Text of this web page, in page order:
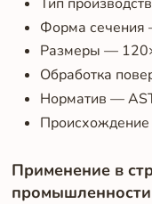
Форма сечения
Размеры —
Обработка
Норматив —
Применение в
промышленности